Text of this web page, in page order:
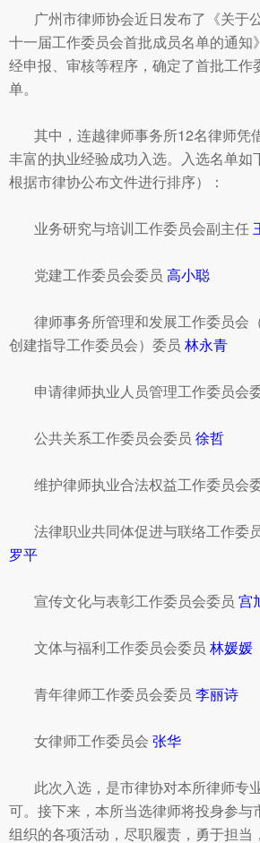
广州市律师协会近日发布了《关于
十一届工作委员会首批成员名单的通知
经申报、审核等程序，确定了首批工作
单。
其中，连越律师事务所12名律师凭
丰富的执业经验成功入选。入选名单如
根据市律协公布文件进行排序）：
业务研究与培训工作委员会副主任
党建工作委员会委员 高小聪
律师事务所管理和发展工作委员会
创建指导工作委员会）委员 林永青
申请律师执业人员管理工作委员会
公共关系工作委员会委员 徐哲
维护律师执业合法权益工作委员会
法律职业共同体促进与联络工作委
罗平
宣传文化与表彰工作委员会委员 宫
文体与福利工作委员会委员 林媛媛
青年律师工作委员会委员 李丽诗
女律师工作委员会 张华
此次入选，是市律协对本所律师专
可。接下来，本所当选律师将投身参与
组织的各项活动，尽职履责，勇于担当